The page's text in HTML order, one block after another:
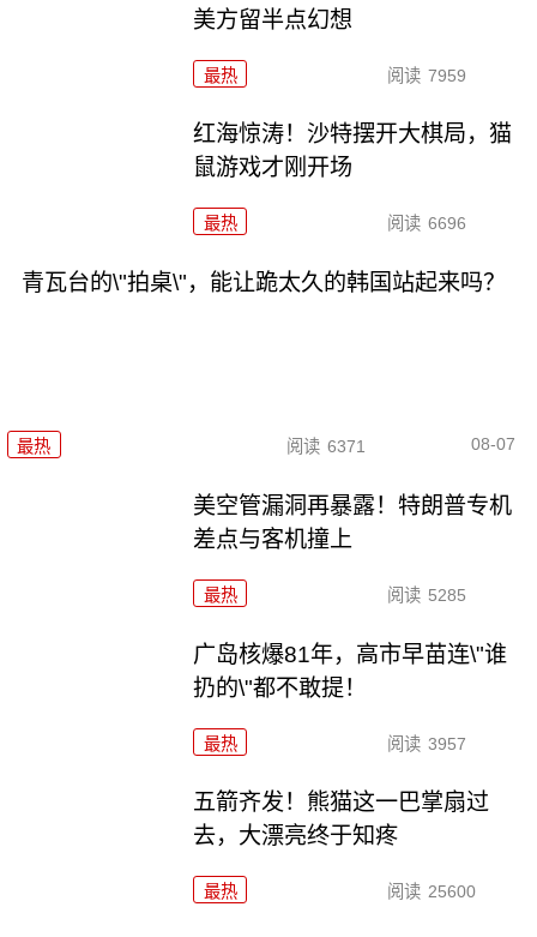
美方留半点幻想
最热 阅读 7959
红海惊涛！沙特摆开大棋局，猫
鼠游戏才刚开场
最热 阅读 6696
青瓦台的\"拍桌\"，能让跪太久的韩国站起来吗？
最热 阅读 6371 08-07
美空管漏洞再暴露！特朗普专机
差点与客机撞上
最热 阅读 5285
广岛核爆81年，高市早苗连\"谁
扔的\"都不敢提！
最热 阅读 3957
五箭齐发！熊猫这一巴掌扇过
去，大漂亮终于知疼
最热 阅读 25600